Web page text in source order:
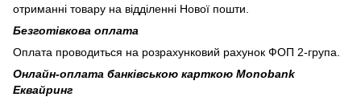
отриманні товару на відділенні Нової пошти.
Безготівкова оплата
Оплата проводиться на розрахунковий рахунок ФОП 2-група.
Онлайн-оплата банківською карткою Monobank
Еквайринг